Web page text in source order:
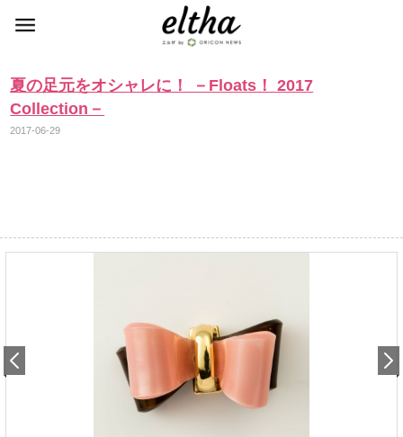
夏の足元をオシャレに！ －Floats！ 2017
Collection－
2017-06-29